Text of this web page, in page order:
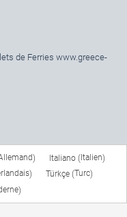
de Ferries www.greece-
) Italiano ( Italien)
) Türkçe (Turc)
)